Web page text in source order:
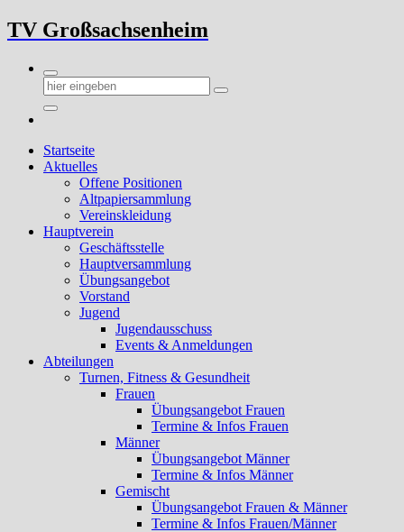
Zum
Inhalt
TV Großsachsenheim
Startseite
Aktuelles
Offene Positionen
Altpapiersammlung
Vereinskleidung
Hauptverein
Geschäftsstelle
Hauptversammlung
Übungsangebot
Vorstand
Jugend
Jugendausschuss
Events & Anmeldungen
Abteilungen
Turnen, Fitness & Gesundheit
Frauen
Übungsangebot Frauen
Termine & Infos Frauen
Männer
Übungsangebot Männer
Termine & Infos Männer
Gemischt
Übungsangebot Frauen & Männer
Termine & Infos Frauen/Männer